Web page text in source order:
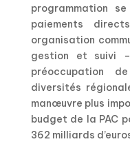
programmation
paiements
organisation
gestion et suivi
préoccupation
diversités
manœuvre plus
budget de la PAC
362 milliards